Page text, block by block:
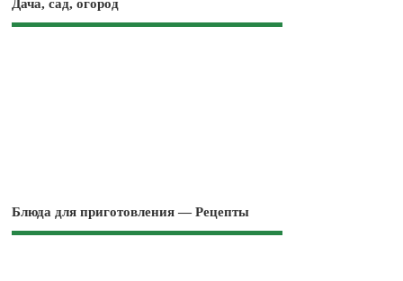
Дача, сад, огород
Блюда для приготовления — Рецепты